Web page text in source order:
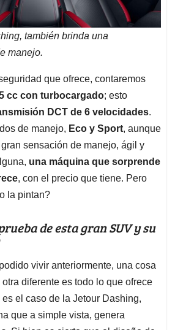
también brinda una
manejo.
que ofrece, contaremos
cc con turbocargado; esto
DCT de 6 velocidades.
de manejo, Eco y Sport, aunque
sensación de manejo, ágil y
una máquina que sorprende
, con el precio que tiene. Pero
la pintan?
de esta gran SUV y su
vivir anteriormente, una cosa
diferente es todo lo que ofrece
el caso de la Jetour Dashing,
que a simple vista, genera